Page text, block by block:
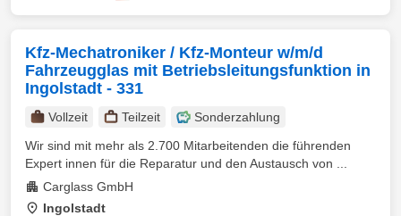
Kfz-Mechatroniker / Kfz-Monteur w/m/d
Fahrzeugglas mit Betriebsleitungsfunktion in
Ingolstadt - 331
Vollzeit Teilzeit
Sonderzahlung
Wir sind mit mehr als 2.700 Mitarbeitenden die führenden
Expert innen für die Reparatur und den Austausch von ...
Carglass GmbH
Ingolstadt